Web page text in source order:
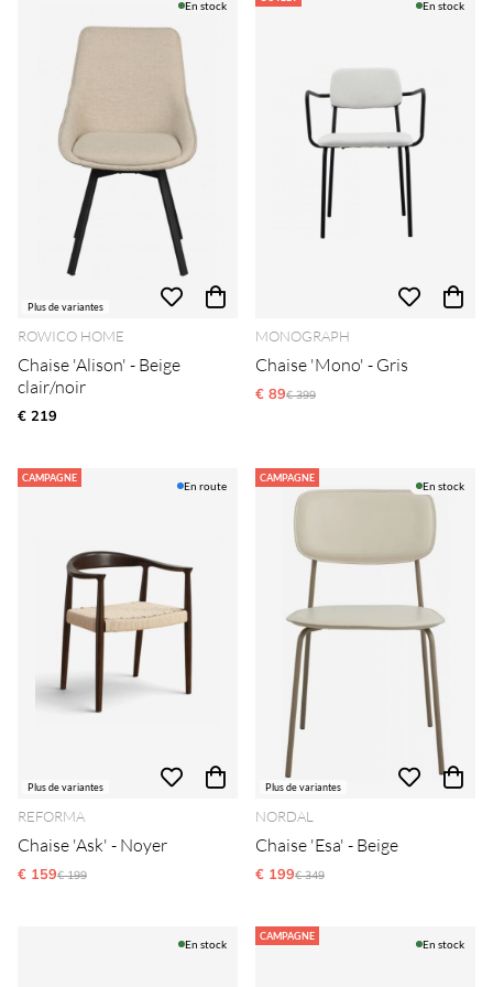
Plus de variantes
En stock
ROWICO HOME
Chaise 'Alison' - Beige
clair/noir
€ 219
En stock
MONOGRAPH
Chaise 'Mono' - Gris
€ 89Prix régulier:
€ 399
CAMPAGNE
Plus de variantes
En route
REFORMA
Chaise 'Ask' - Noyer
€ 159Prix régulier:
€ 199
CAMPAGNE
Plus de variantes
En stock
NORDAL
Chaise 'Esa' - Beige
€ 199Prix régulier:
€ 349
En stock
CAMPAGNE
En stock